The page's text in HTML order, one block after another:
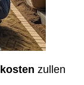
kosten zullen